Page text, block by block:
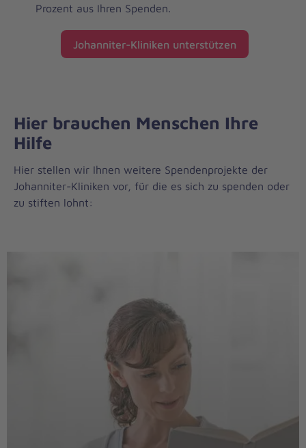
Prozent aus Ihren Spenden.
Johanniter-Kliniken unterstützen
Hier brauchen Menschen Ihre
Hilfe
Hier stellen wir Ihnen weitere Spendenprojekte der
Johanniter-Kliniken vor, für die es sich zu spenden oder
zu stiften lohnt: